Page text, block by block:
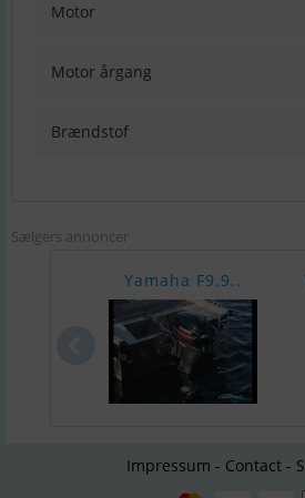
Motor
Motor årgang
Brændstof
Sælgers annoncer
Yamaha F9.9..
Impressum - Contact -